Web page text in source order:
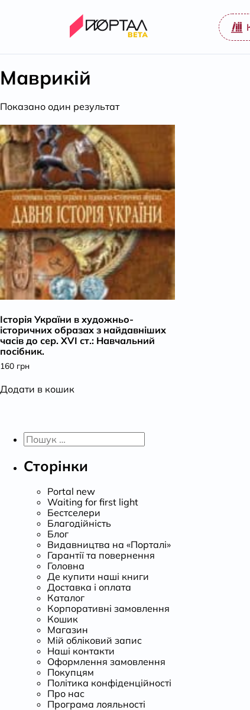
Маврикій
Показано один результат
Історія України в художньо-
історичних образах з найдавніших
часів до сер. ХVІ ст.: Навчальний
посібник.
160 грн
Додати в кошик
Пошук:
Сторінки
Portal new
Waiting for first light
Бестселери
Благодійність
Блог
Видавництва на «Порталі»
Гарантії та повернення
Головна
Де купити наші книги
Доставка і оплата
Каталог
Корпоративні замовлення
Кошик
Магазин
Мій обліковий запис
Наші контакти
Оформлення замовлення
Покупцям
Політика конфіденційності
Про нас
Програма лояльності